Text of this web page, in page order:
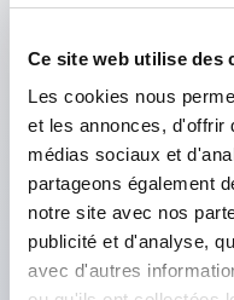
Ce site web utilise des
Les cookies nous
et les annonces, d'offrir
médias sociaux et
partageons également
notre site avec nos
publicité et d'analyse,
avec d'autres
2008, l'association
et d'un fond jaune ne
interrupteurs qui
limitées ou une
C'est pourquoi, pour
nécessitant un arrêt
boutons jaunes ainsi